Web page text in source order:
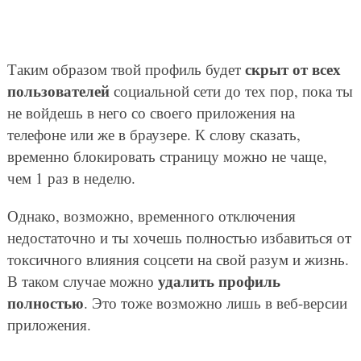
Таким образом твой профиль будет скрыт от всех
пользователейсоциальной сети до тех пор, пока ты
не войдешь в него со своего приложения на
телефоне или же в браузере. К слову сказать,
временно блокировать страницу можно не чаще,
чем 1 раз в неделю.
Однако, возможно, временного отключения
недостаточно и ты хочешь полностью избавиться от
токсичного влияния соцсети на свой разум и жизнь.
В таком случае можно удалить профиль
полностью. Это тоже возможно лишь в веб-версии
приложения.